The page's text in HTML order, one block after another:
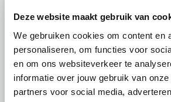
Deze website maakt gebruik van
We gebruiken cookies om content en
personaliseren, om functies voor
en om ons websiteverkeer te
informatie over jouw gebruik van
partners voor social media,